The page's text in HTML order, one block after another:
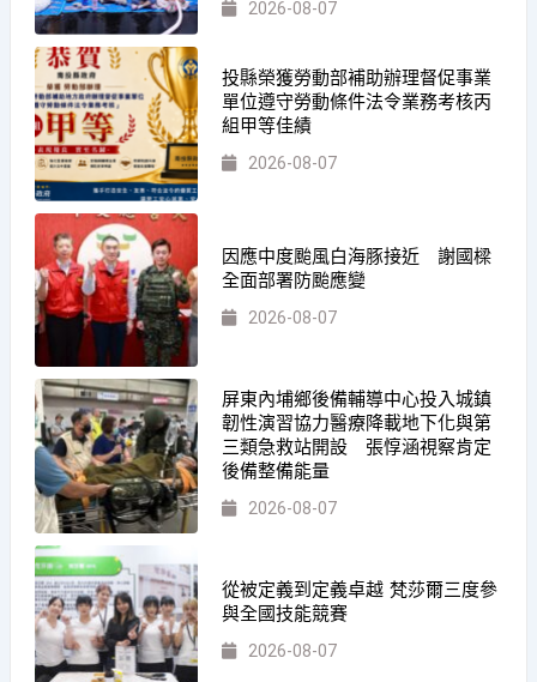
2026-08-07
投縣榮獲勞動部補助辦理督促事業
單位遵守勞動條件法令業務考核丙
組甲等佳績
2026-08-07
因應中度颱風白海豚接近 謝國樑
全面部署防颱應變
2026-08-07
屏東內埔鄉後備輔導中心投入城鎮
韌性演習協力醫療降載地下化與第
三類急救站開設 張惇涵視察肯定
後備整備能量
2026-08-07
從被定義到定義卓越 梵莎爾三度參
與全國技能競賽
2026-08-07